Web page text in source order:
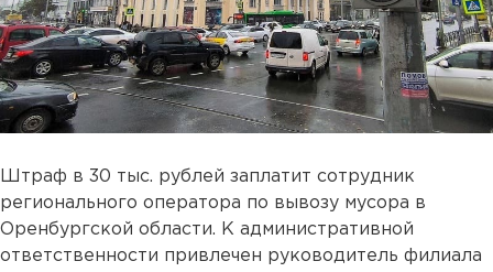
Штраф в 30 тыс. рублей заплатит сотрудник
регионального оператора по вывозу мусора в
Оренбургской области. К административной
ответственности привлечен руководитель филиала